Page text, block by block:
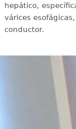
hepático,
várices
conductor.